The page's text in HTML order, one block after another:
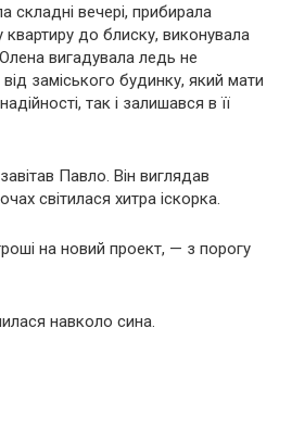
складні вечері, прибирала
квартиру до блиску, виконувала
Олена вигадувала ледь не
заміського будинку, який мати
так і залишався в її
Павло. Він виглядав
світилася хитра іскорка.
на новий проект, — з порогу
навколо сина.